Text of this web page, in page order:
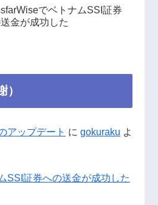
でベトナムSSI証券
金が成功した
）
アップデート に gokuraku よ
SSI証券への送金が成功した